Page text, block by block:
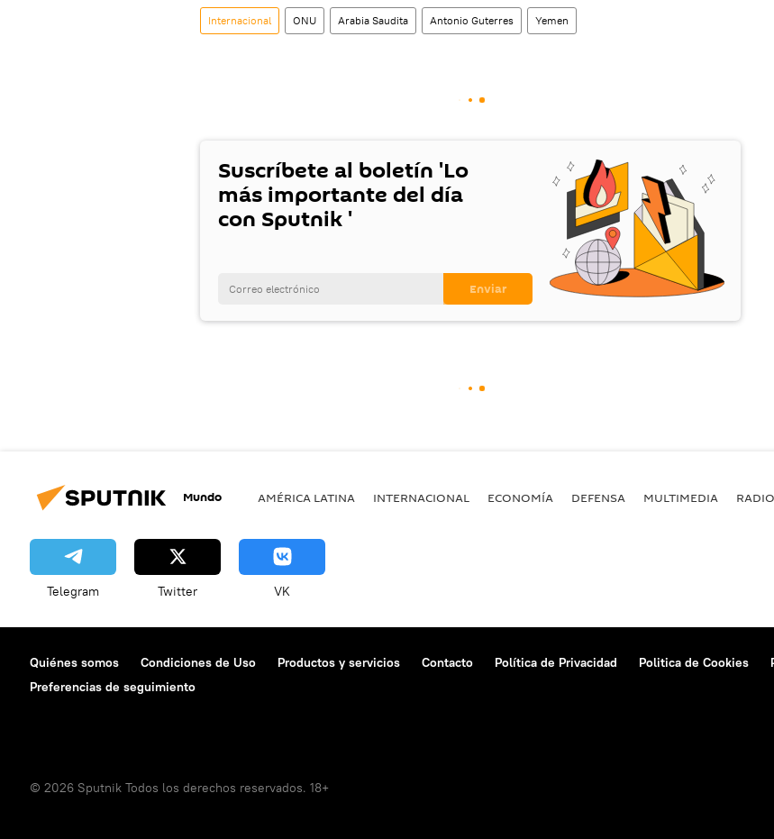
Internacional ONU Arabia Saudita Antonio Guterres Yemen
Suscríbete al boletín 'Lo
más importante del día
con Sputnik '
Mundo AMÉRICA LATINA INTERNACIONAL ECONOMÍA DEFENSA MULTIMEDIA RADIO
Telegram Twitter VK
Quiénes somos Condiciones de Uso Productos y servicios Contacto Política de Privacidad Politica de Cookies
Preferencias de seguimiento
© 2026 Sputnik Todos los derechos reservados. 18+